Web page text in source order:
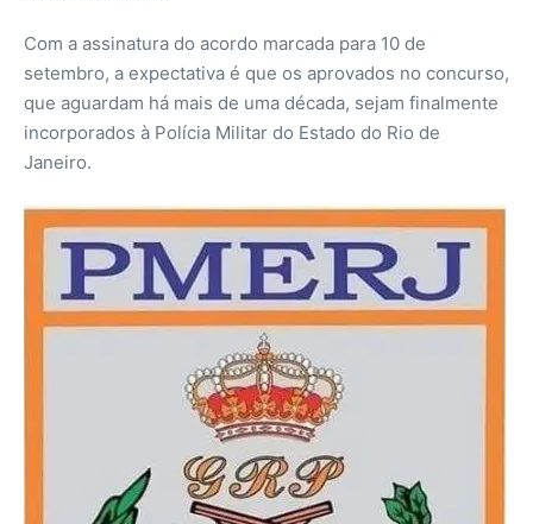
Com a assinatura do acordo marcada para 10 de
setembro, a expectativa é que os aprovados no concurso,
que aguardam há mais de uma década, sejam finalmente
incorporados à Polícia Militar do Estado do Rio de
Janeiro.